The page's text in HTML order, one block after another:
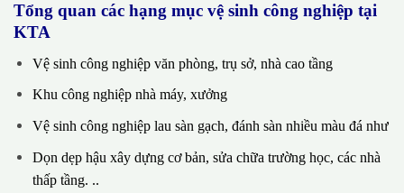
Tổng quan các hạng mục vệ sinh công nghiệp tại
KTA
Vệ sinh công nghiệp văn phòng, trụ sở, nhà cao tầng
Khu công nghiệp nhà máy, xưởng
Vệ sinh công nghiệp lau sàn gạch, đánh sàn nhiều màu đá như
Dọn dẹp hậu xây dựng cơ bản, sửa chữa trường học, các nhà
thấp tầng. ..